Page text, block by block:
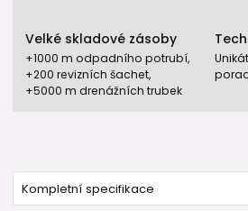
Velké skladové zásoby
+1000 m odpadního potrubí,
+200 revizních šachet,
+5000 m drenážních trubek
Kompletní specifikace